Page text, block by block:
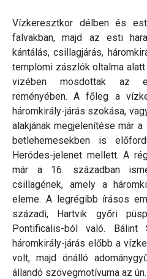
Vízkeresztkor délben és
falvakban, majd az esti
kántálás, csillagjárás,
templomi zászlók oltalma
vizében mosdottak az
reményében. A főleg a
háromkirály-járás szokása,
alakjának megjelenítése már
betlehemesekben is
Heródes-jelenet mellett. A
már a 16. században
csillagének, amely a
eleme. A legrégibb írásos
századi, Hartvik győri
Pontificalis-ból való.
háromkirály-járás előbb a
volt, majd önálló
állandó szövegmotívuma az